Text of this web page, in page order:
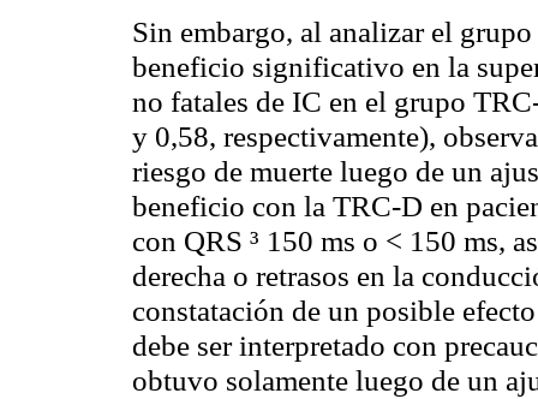
Sin embargo, al analizar el
beneficio significativo en la
no fatales de IC en el grupo
y 0,58, respectivamente),
riesgo de muerte luego de un
beneficio con la TRC-D en
con QRS ³ 150 ms o < 150 ms,
derecha o retrasos en la
constatación de un posible
debe ser interpretado con
obtuvo solamente luego de un